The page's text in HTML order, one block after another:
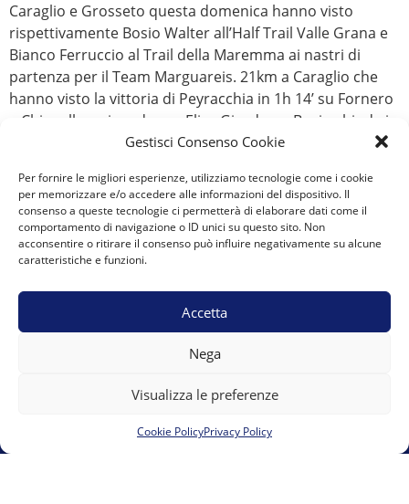
Gestisci Consenso Cookie
Per fornire le migliori esperienze, utilizziamo tecnologie come i cookie
per memorizzare e/o accedere alle informazioni del dispositivo. Il
consenso a queste tecnologie ci permetterà di elaborare dati come il
comportamento di navigazione o ID unici su questo sito. Non
acconsentire o ritirare il consenso può influire negativamente su alcune
caratteristiche e funzioni.
Accetta
Nega
Visualizza le preferenze
Cookie PolicyPrivacy Policy
Caraglio e Grosseto questa domenica hanno visto
rispettivamente Bosio Walter all’Half Trail Valle Grana e
Bianco Ferruccio al Trail della Maremma ai nastri di
partenza per il Team Marguareis. 21km a Caraglio che
hanno visto la vittoria di Peyracchia in 1h 14’ su Fornero
e Chiapello, prima donna Elisa Giordano. Bosio chiude in
17esima posizione […]
Next
A.S.D. Team Marguareis
E-mail:team.marguareis@gmail.com